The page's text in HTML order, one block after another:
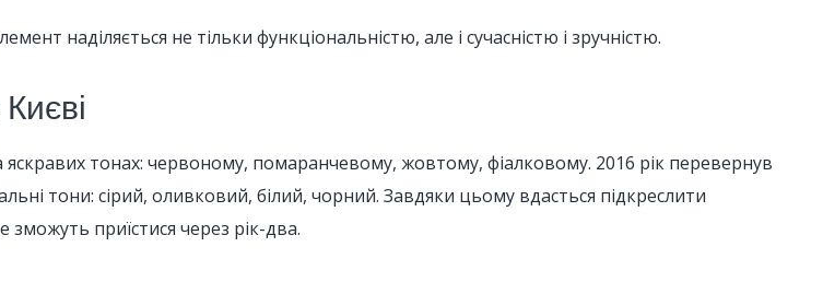
наділяється не тільки функціональністю, але і сучасністю і зручністю.
тонах: червоному, помаранчевому, жовтому, фіалковому. 2016 рік перевернув
тони: сірий, оливковий, білий, чорний. Завдяки цьому вдасться підкреслити
зможуть приїстися через рік-два.